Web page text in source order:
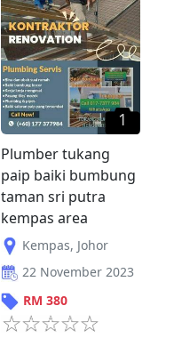
1
Plumber tukang
paip baiki bumbung
taman sri putra
kempas area
Kempas, Johor
22 November 2023
RM 380